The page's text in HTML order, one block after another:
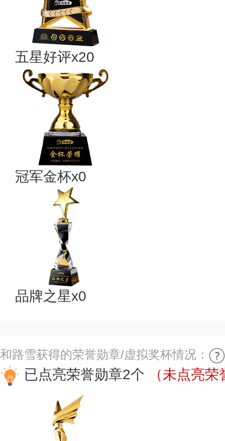
五星好评x20
冠军金杯x0
品牌之星x0
和路雪获得的荣誉勋章/虚拟奖杯情况：
已点亮荣誉勋章2个 （未点亮